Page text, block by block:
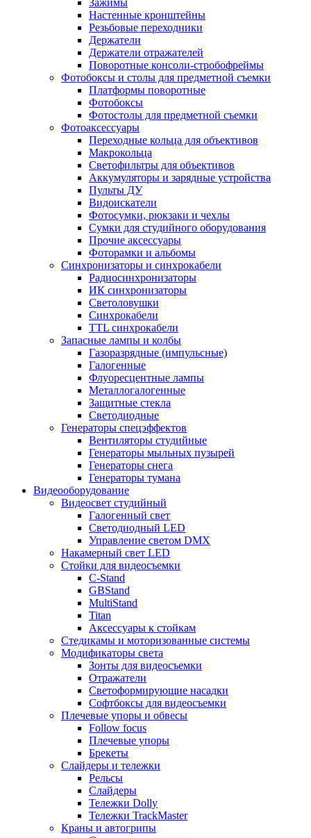
Зажимы
Настенные кронштейны
Резьбовые переходники
Держатели
Держатели отражателей
Поворотные консоли-стробофреймы
Фотобоксы и столы для предметной съемки
Платформы поворотные
Фотобоксы
Фотостолы для предметной съемки
Фотоаксессуары
Переходные кольца для объективов
Макрокольца
Светофильтры для объективов
Аккумуляторы и зарядные устройства
Пульты ДУ
Видоискатели
Фотосумки, рюкзаки и чехлы
Сумки для студийного оборудования
Прочие аксессуары
Фоторамки и альбомы
Синхронизаторы и синхрокабели
Радиосинхронизаторы
ИК синхронизаторы
Светоловушки
Синхрокабели
TTL синхрокабели
Запасные лампы и колбы
Газоразрядные (импульсные)
Галогенные
Флуоресцентные лампы
Металлогалогенные
Защитные стекла
Светодиодные
Генераторы спецэффектов
Вентиляторы студийные
Генераторы мыльных пузырей
Генераторы снега
Генераторы тумана
Видеооборудование
Видеосвет студийный
Галогенный свет
Светодиодный LED
Управление светом DMX
Накамерный свет LED
Стойки для видеосъемки
C-Stand
GBStand
MultiStand
Titan
Аксессуары к стойкам
Стедикамы и моторизованные системы
Модификаторы света
Зонты для видеосъемки
Отражатели
Светоформирующие насадки
Софтбоксы для видеосъемки
Плечевые упоры и обвесы
Follow focus
Плечевые упоры
Брекеты
Слайдеры и тележки
Рельсы
Слайдеры
Тележки Dolly
Тележки TrackMaster
Краны и автогрипы